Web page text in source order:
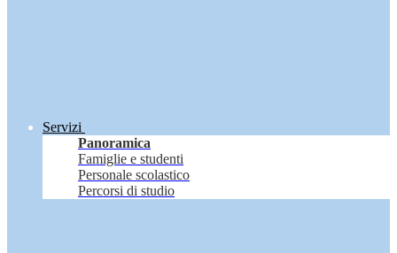
Servizi
Panoramica
Famiglie e studenti
Personale scolastico
Percorsi di studio